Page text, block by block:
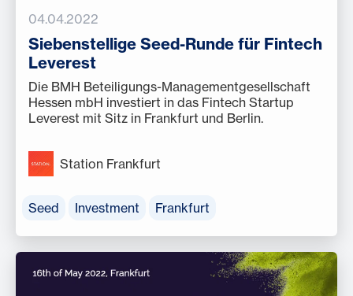
04.04.2022
Siebenstellige Seed-Runde für Fintech
Leverest
Die BMH Beteiligungs-Managementgesellschaft
Hessen mbH investiert in das Fintech Startup
Leverest mit Sitz in Frankfurt und Berlin.
Station Frankfurt
Seed Investment Frankfurt